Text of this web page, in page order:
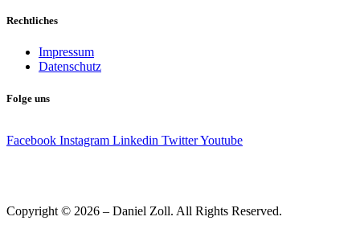
Rechtliches
Impressum
Datenschutz
Folge uns
Facebook Instagram Linkedin TwitterYoutube
Copyright © 2026 – Daniel Zoll. All Rights Reserved.